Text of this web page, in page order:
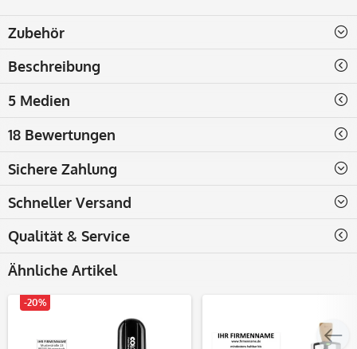
Zubehör
Beschreibung
5 Medien
18 Bewertungen
Sichere Zahlung
Schneller Versand
Qualität & Service
Ähnliche Artikel
-20%